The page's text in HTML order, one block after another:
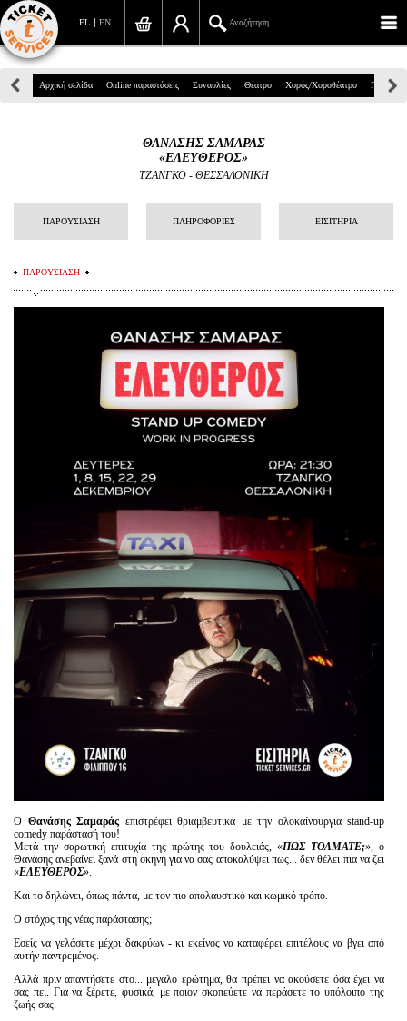
EN
EL Αναζήτηση
Πανεπιστημίου 39, Αθήνα
info@ticketservices.gr
Σύνδεση/Εγγραφή
Προσωπικά Δεδομένα
Πληροφορίες
Είσοδος διαχειριστή
Αρχική σελίδα Online παραστάσεις Συναυλίες Θέατρο Χορός/Χοροθέατρο Παιδικά
ΘΑΝΑΣΗΣ ΣΑΜΑΡΑΣ
«ΕΛΕΥΘΕΡΟΣ»
ΤΖΑΝΓΚΟ - ΘΕΣΣΑΛΟΝΙΚΗ
ΠΑΡΟΥΣΙΑΣΗ ΠΛΗΡΟΦΟΡΙΕΣ ΕΙΣΙΤΗΡΙΑ
ΠΑΡΟΥΣΙΑΣΗ
Ο Θανάσης Σαμαράς επιστρέφει θριαμβευτικά με την ολοκαίνουργια stand-up
comedy παράστασή του!
Μετά την σαρωτική επιτυχία της πρώτης του δουλειάς, «ΠΩΣ ΤΟΛΜΑΤΕ;», ο
Θανάσης ανεβαίνει ξανά στη σκηνή για να σας αποκαλύψει πως... δεν θέλει πια να ζει
«ΕΛΕΥΘΕΡΟΣ».
Και το δηλώνει, όπως πάντα, με τον πιο απολαυστικό και κωμικό τρόπο.
Ο στόχος της νέας παράστασης;
Εσείς να γελάσετε μέχρι δακρύων - κι εκείνος να καταφέρει επιτέλους να βγει από
αυτήν παντρεμένος.
Αλλά πριν απαντήσετε στο... μεγάλο ερώτημα, θα πρέπει να ακούσετε όσα έχει να
σας πει. Για να ξέρετε, φυσικά, με ποιον σκοπεύετε να περάσετε το υπόλοιπο της
ζωής σας.